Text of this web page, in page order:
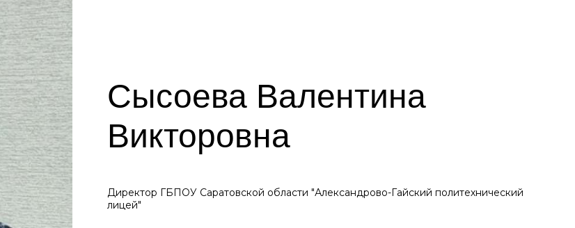
Сысоева Валентина
Викторовна
Директор ГБПОУ Саратовской области "Александрово-Гайский политехнический
лицей"